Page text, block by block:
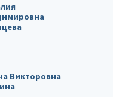
Викторовна